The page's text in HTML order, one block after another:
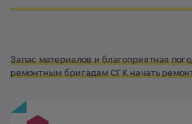
Запас материалов и благоприятная
ремонтным бригадам СГК начать